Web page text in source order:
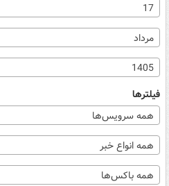
17
مرداد
1405
فیلترها
همه سرویس‌ها
همه انواع خبر
همه باکس‌ها